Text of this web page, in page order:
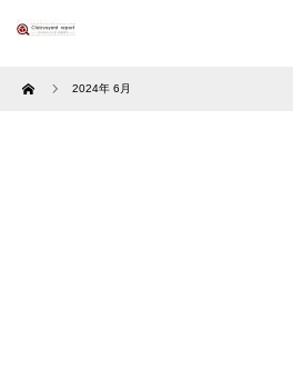
Home 2024年 6月